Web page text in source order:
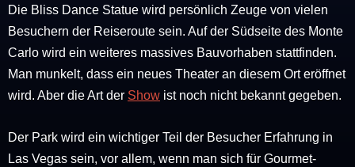
Die Bliss Dance Statue wird persönlich Zeuge von vielen
Besuchern der Reiseroute sein. Auf der Südseite des Monte
Carlo wird ein weiteres massives Bauvorhaben stattfinden.
Man munkelt, dass ein neues Theater an diesem Ort eröffnet
wird. Aber die Art der Show ist noch nicht bekannt gegeben.
Der Park wird ein wichtiger Teil der Besucher Erfahrung in
Las Vegas sein, vor allem, wenn man sich für Gourmet-